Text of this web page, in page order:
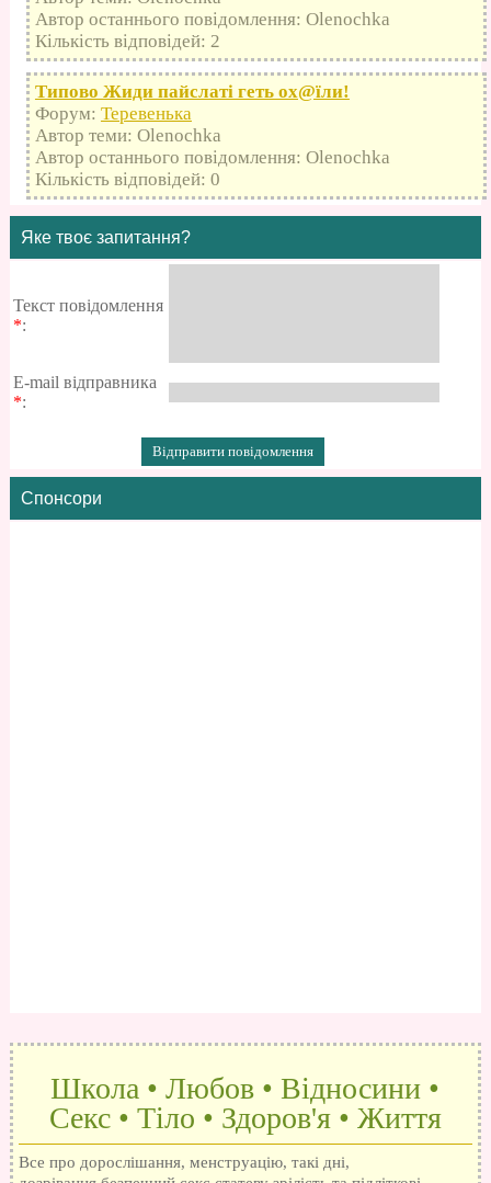
Автор останнього повідомлення: Olenochka
Кількість відповідей: 2
Типово Жиди пайслаті геть оx@їли!
Форум: Теревенька
Автор теми: Olenochka
Автор останнього повідомлення: Olenochka
Кількість відповідей: 0
Яке твоє запитання?
Текст повідомлення
*:
E-mail відправника
*:
Спонсори
Школа • Любов • Відносини •
Секс • Тіло • Здоров'я • Життя
Все про дорослішання, менструацію, такі дні,